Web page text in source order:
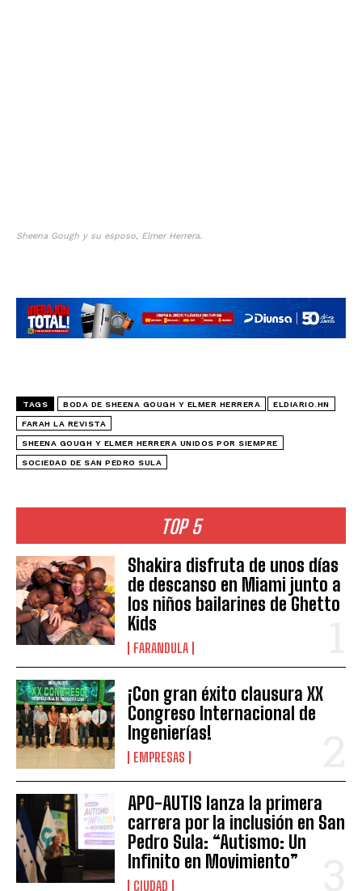
TOP 5
Shakira disfruta de unos días
de descanso en Miami junto a
los niños bailarines de Ghetto
Kids
FARANDULA
¡Con gran éxito clausura XX
Congreso Internacional de
Ingenierías!
EMPRESAS
APO-AUTIS lanza la primera
carrera por la inclusión en San
Pedro Sula: “Autismo: Un
Infinito en Movimiento”
CIUDAD
Sheena Gough y su esposo, Elmer Herrera.
TAGS BODA DE SHEENA GOUGH Y ELMER HERRERA ELDIARIO.HN
FARAH LA REVISTA
SHEENA GOUGH Y ELMER HERRERA UNIDOS POR SIEMPRE
SOCIEDAD DE SAN PEDRO SULA